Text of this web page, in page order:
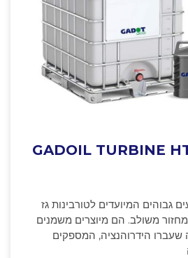
GADOIL TURBINE
גבוהים המיועדים לטורבינות גז
משולב. הם מיוצרים משמנים
שעברו הידרוהנציה, המספקים